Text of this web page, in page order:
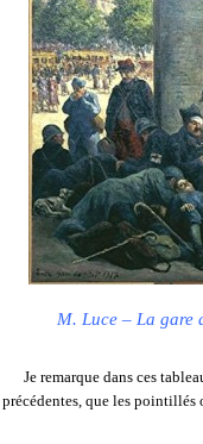
M. Luce – La gare
Je remarque dans ces
précédentes, que les pointillés